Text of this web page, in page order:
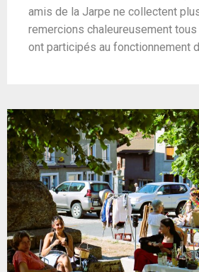
amis de la Jarpe ne collectent
remercions chaleureusement
ont participés au fonctionnement